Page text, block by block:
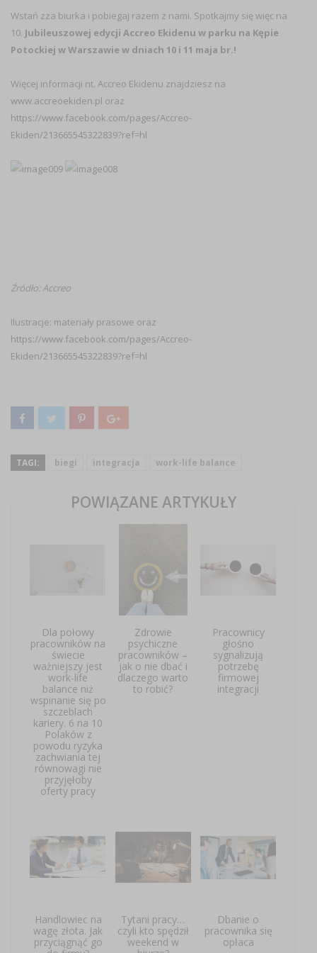
Wstań zza biurka i pobiegaj razem z nami. Spotkajmy się więc na
10. Jubileuszowej edycji Accreo Ekidenu w parku na Kępie
Potockiej w Warszawie w dniach 10 i 11 maja br.!
Więcej informacji nt. Accreo Ekidenu znajdziesz na
www.accreoekiden.pl oraz
https://www.facebook.com/pages/Accreo-
Ekiden/213665545322839?ref=hl
Źródło: Accreo
Ilustracje: materiały prasowe oraz
https://www.facebook.com/pages/Accreo-
Ekiden/213665545322839?ref=hl
TAGI: biegi integracja work-life balance
POWIĄZANE ARTYKUŁY
Dla połowy
pracowników na
świecie
ważniejszy jest
work-life
balance niż
wspinanie się po
szczeblach
kariery. 6 na 10
Polaków z
powodu ryzyka
zachwiania tej
równowagi nie
przyjęłoby
oferty pracy
Zdrowie
psychiczne
pracowników –
jak o nie dbać i
dlaczego warto
to robić?
Pracownicy
głośno
sygnalizują
potrzebę
firmowej
integracji
Handlowiec na
wagę złota. Jak
przyciągnąć go
Tytani pracy…
czyli kto spędził
weekend w
Dbanie o
pracownika się
opłaca